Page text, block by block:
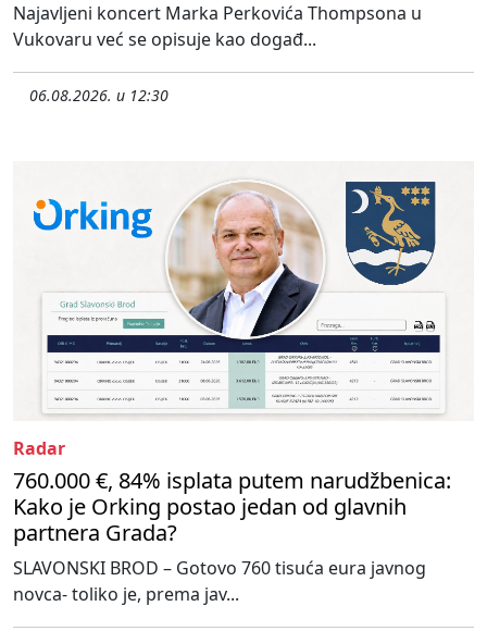
Najavljeni koncert Marka Perkovića Thompsona u
Vukovaru već se opisuje kao događ...
06.08.2026. u 12:30
Radar
760.000 €, 84% isplata putem narudžbenica:
Kako je Orking postao jedan od glavnih
partnera Grada?
SLAVONSKI BROD – Gotovo 760 tisuća eura javnog
novca- toliko je, prema jav...